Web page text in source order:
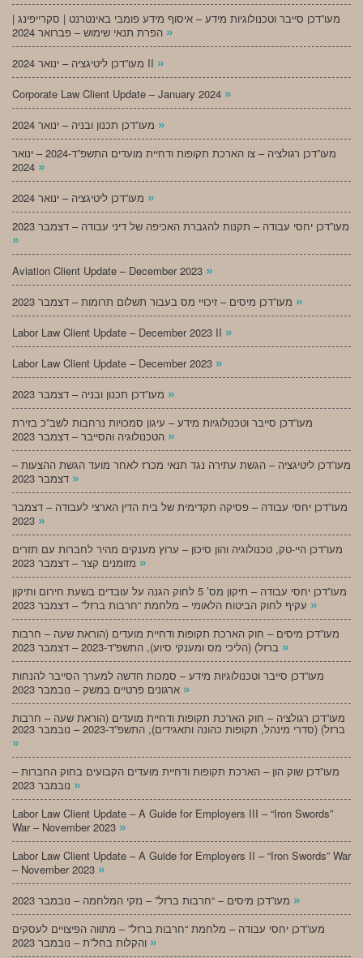
מעו”דכן סייבר וטכנולוגיות מידע – איסוף מידע פומבי באינטרנט | סקרייפינג |
»
מעו”דכן ליטיגציה – ינואר 2024 II »
Corporate Law Client Update – January 2024 »
»
מעו”דכן רגולציה – צו הארכת תקופות ודחיית מועדים התשפ”ד-2024 – ינואר
»
»
מעו”דכן יחסי עבודה – תקנות להגברת האכיפה של דיני עבודה – דצמבר 2023
»
Aviation Client Update – December 2023 »
»
Labor Law Client Update – December 2023 II »
Labor Law Client Update – December 2023 »
»
מעו”דכן סייבר וטכנולוגיות מידע – עיגון סמכויות נרחבות לשב”כ בזירת
»
מעו”דכן ליטיגציה – הגשת עתירה נגד תנאי מכרז לאחר מועד הגשת ההצעות –
»
מעו”דכן יחסי עבודה – פסיקה תקדימית של בית הדין הארצי לעבודה – דצמבר
»
מעו”דכן היי-טק, טכנולוגיה והון סיכון – ערוץ מענקים מהיר לחברות עם תזרים
»
מעו”דכן יחסי עבודה – תיקון מס’ 5 לחוק הגנה על עובדים בשעת חירום ותיקון
»
מעו”דכן מיסים – חוק הארכת תקופות ודחיית מועדים (הוראת שעה – חרבות
»
מעו”דכן סייבר וטכנולוגיות מידע – סמכות חדשה למערך הסייבר להנחות
»
מעו”דכן רגולציה – חוק הארכת תקופות ודחיית מועדים (הוראת שעה – חרבות
ברזל) (סדרי מינהל, תקופות כהונה ותאגידים), התשפ”ד-2023 – נובמבר 2023
»
מעו”דכן שוק הון – הארכת תקופות ודחיית מועדים הקבועים בחוק החברות –
»
Labor Law Client Update – A Guide for Employers III – “Iron Swords”
War – November 2023 »
Labor Law Client Update – A Guide for Employers II – “Iron Swords” War
– November 2023 »
»
מעו”דכן יחסי עבודה – מלחמת “חרבות ברזל” – מתווה הפיצויים לעסקים
»